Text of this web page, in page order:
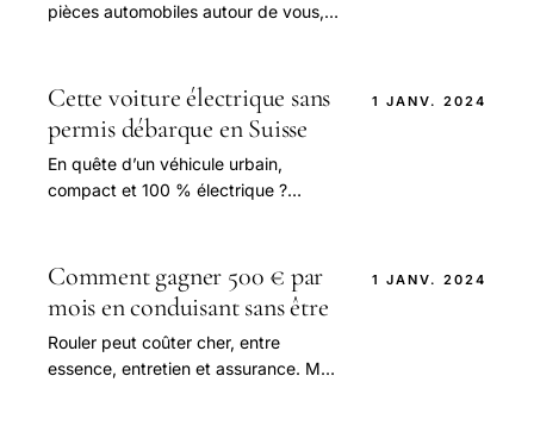
pièces automobiles autour de vous,
les offres et économisez jusqu'à 30%
sur vos achats de pièces détachées
Cette voiture électrique sans
permis débarque en Suisse
En quête d’un véhicule urbain,
compact et 100 % électrique ?
flotte.
1 JANV. 2024
Comment gagner 500 € par
mois en conduisant sans être
Rouler peut coûter cher, entre
essence, entretien et assurance. Mais
1 JANV. 2024